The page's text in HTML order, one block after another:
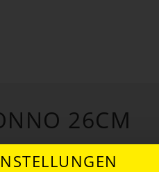
26CM